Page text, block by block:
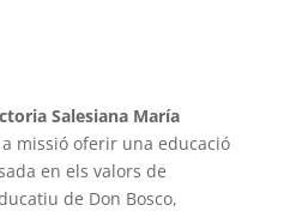
Salesiana María
missió oferir una educació
en els valors de
de Don Bosco,